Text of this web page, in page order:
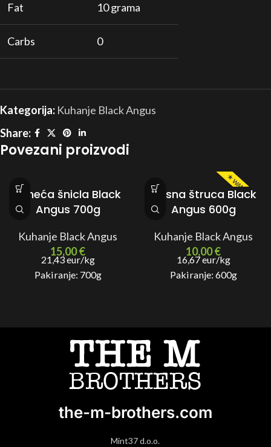
Fat 10 grama
Carbs 0
Kategorija: Kuhanje Black Angus
Share:
Povezani proizvodi
Juneća šnicla Black
Angus 700g
Kuhanje Black Angus
15,00€
21,43 eur/kg
Pakiranje: 700g
★ WANTED ★
Mesna štruca Black
Angus 600g
Kuhanje Black Angus
10,00€
16,67 eur/kg
Pakiranje: 600g
the-m-brothers.com
Mint37 d.o.o.